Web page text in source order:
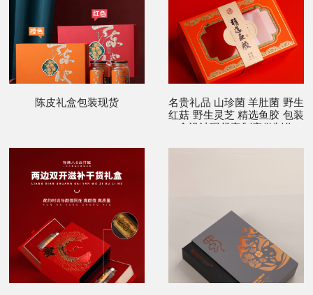
陈皮礼盒包装现货
名贵礼品 山珍菌 羊肚菌 野生
红菇 野生灵芝 精选鱼胶 包装
盒设计现货定制定做制作